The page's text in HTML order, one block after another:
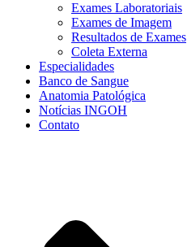
Exames Laboratoriais
Exames de Imagem
Resultados de Exames
Coleta Externa
Especialidades
Banco de Sangue
Anatomia Patológica
Notícias INGOH
Contato